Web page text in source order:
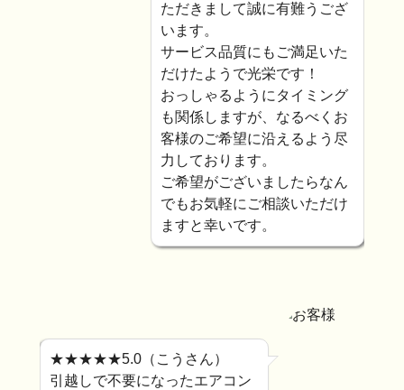
ただきまして誠に有難うござ
います。
サービス品質にもご満足いた
だけたようで光栄です！
おっしゃるようにタイミング
も関係しますが、なるべくお
客様のご希望に沿えるよう尽
力しております。
ご希望がございましたらなん
でもお気軽にご相談いただけ
ますと幸いです。
★★★★★5.0（こうさん）
引越しで不要になったエアコン